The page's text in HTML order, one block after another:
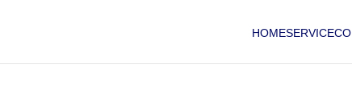
HOMESERVICE